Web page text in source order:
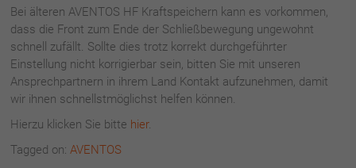
Bei älteren AVENTOS HF Kraftspeichern kann es vorkommen,
dass die Front zum Ende der Schließbewegung ungewohnt
schnell zufällt. Sollte dies trotz korrekt durchgeführter
Einstellung nicht korrigierbar sein, bitten Sie mit unseren
Ansprechpartnern in ihrem Land Kontakt aufzunehmen, damit
wir ihnen schnellstmöglichst helfen können.
Hierzu klicken Sie bitte hier.
Tagged on:AVENTOS